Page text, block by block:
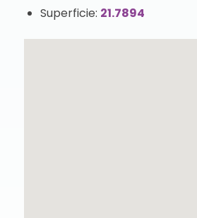
Superficie: 21.7894